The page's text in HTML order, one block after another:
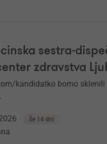
sestra-
zdravstva
kandidatko bomo
Še 14 dni